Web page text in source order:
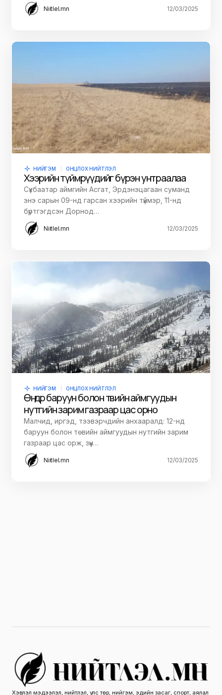
Niitlel.mn 12/03/2025
НИЙГЭМ ОНЦЛОХ НИЙТЛЭЛ
Хээрийн түймрүүдийг бүрэн унтраалаа
Сүхбаатар аймгийн Асгат, Эрдэнэцагаан суманд
энэ сарын 09-нд гарсан хээрийн түймэр, 11-нд
бүртгэгдсэн Дорнод…
Niitlel.mn 12/03/2025
НИЙГЭМ ОНЦЛОХ НИЙТЛЭЛ
Өнөөдөр баруун болон төвийн аймгуудын
нутгийн зарим газраар цас орно
Малчид, иргэд, тээвэрчдийн анхааралд: 12-нд
баруун болон төвийн аймгуудын нутгийн зарим
газраар цас орж, зүүн…
Niitlel.mn 12/03/2025
Хэвлэл мэдээлэл, нийтлэл, улс төр, нийгэм, эдийн засаг, спорт, аялал